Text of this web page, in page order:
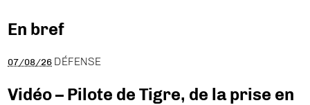
En bref
07/08/26 DÉFENSE
Vidéo – Pilote de Tigre, de la prise en